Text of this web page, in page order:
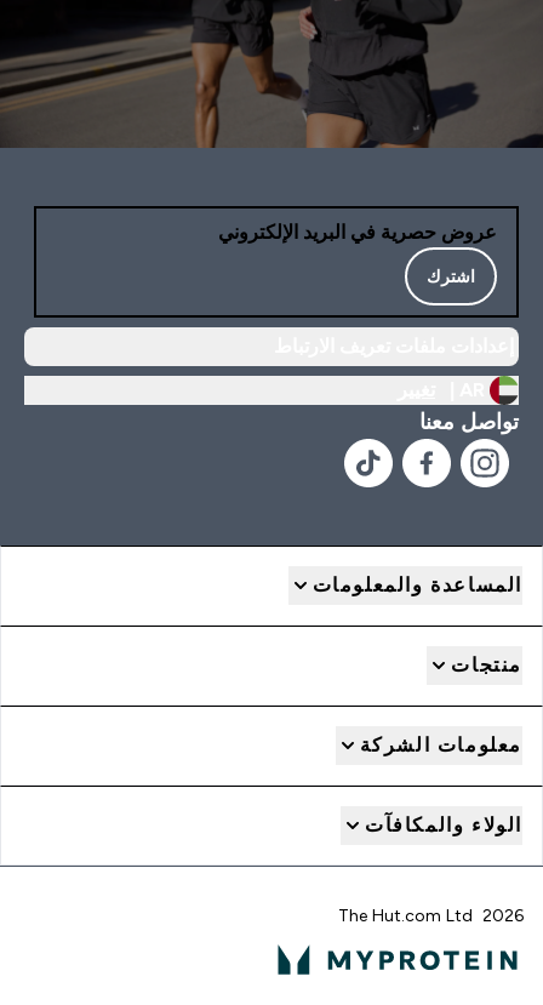
عروض حصرية في البريد الإلكتروني
اشترك
تواصل معنا
المساعدة والمعلومات
منتجات
معلومات الشركة
الولاء والمكافآت
2026 The Hut.com Ltd